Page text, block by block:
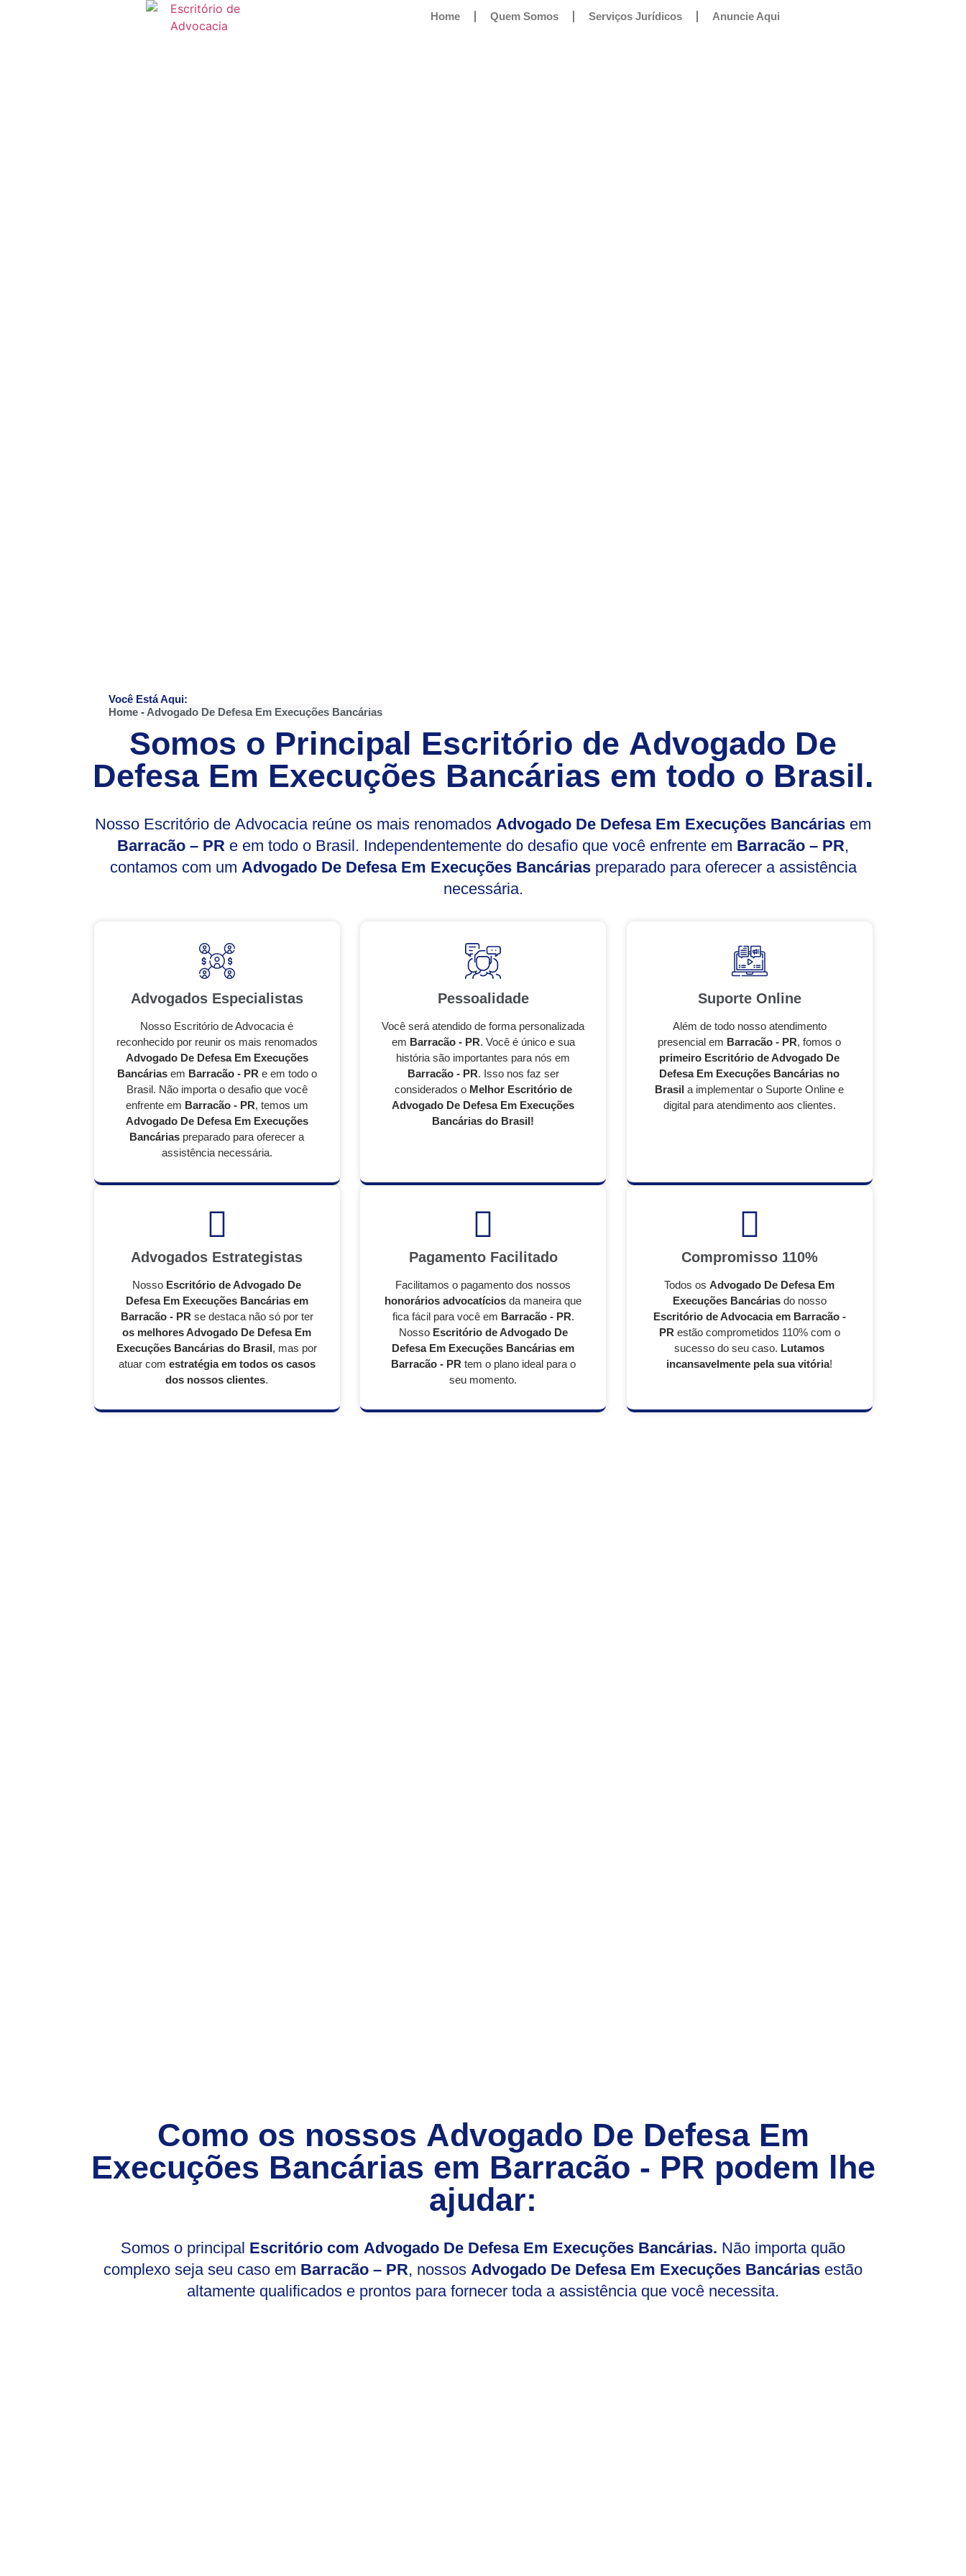
Home Quem Somos Serviços Jurídicos Anuncie Aqui
Você Está Aqui:
Home- Advogado De Defesa Em Execuções Bancárias
Somos o Principal Escritório de Advogado De
Defesa Em Execuções Bancárias em todo o Brasil.
Nosso Escritório de Advocacia reúne os mais renomados Advogado De Defesa Em Execuções Bancárias em
Barracão – PR e em todo o Brasil. Independentemente do desafio que você enfrente em Barracão – PR,
contamos com um Advogado De Defesa Em Execuções Bancáriaspreparado para oferecer a assistência
necessária.
Advogados Especialistas
Nosso Escritório de Advocacia é
reconhecido por reunir os mais renomados
Advogado De Defesa Em Execuções
Bancáriasem Barracão - PR e em todo o
Brasil. Não importa o desafio que você
enfrente em Barracão - PR, temos um
Advogado De Defesa Em Execuções
Bancárias preparado para oferecer a
assistência necessária.
Pessoalidade
Você será atendido de forma personalizada
em Barracão - PR. Você é único e sua
história são importantes para nós em
Barracão - PR. Isso nos faz ser
considerados o Melhor Escritório de
Advogado De Defesa Em Execuções
Bancárias do Brasil!
Suporte Online
Além de todo nosso atendimento
presencial em Barracão - PR, fomos o
primeiro Escritório de Advogado De
Defesa Em Execuções Bancárias no
Brasil a implementar o Suporte Online e
digital para atendimento aos clientes.
Advogados Estrategistas
Nosso Escritório de Advogado De
Defesa Em Execuções Bancárias em
Barracão - PR se destaca não só por ter
os melhores Advogado De Defesa Em
Execuções Bancárias do Brasil, mas por
atuar com estratégia em todos os casos
dos nossos clientes.
Pagamento Facilitado
Facilitamos o pagamento dos nossos
honorários advocatícios da maneira que
fica fácil para você em Barracão - PR.
Nosso Escritório de Advogado De
Defesa Em Execuções Bancárias em
Barracão - PR tem o plano ideal para o
seu momento.
Compromisso 110%
Todos os Advogado De Defesa Em
Execuções Bancáriasdo nosso
Escritório de Advocacia em Barracão -
PR estão comprometidos 110% com o
sucesso do seu caso. Lutamos
incansavelmente pela sua vitória!
Como os nossos Advogado De Defesa Em
Execuções Bancárias em Barracão - PR podem lhe
ajudar:
Somos o principal Escritório com Advogado De Defesa Em Execuções Bancárias. Não importa quão
complexo seja seu caso em Barracão – PR, nossos Advogado De Defesa Em Execuções Bancárias estão
altamente qualificados e prontos para fornecer toda a assistência que você necessita.